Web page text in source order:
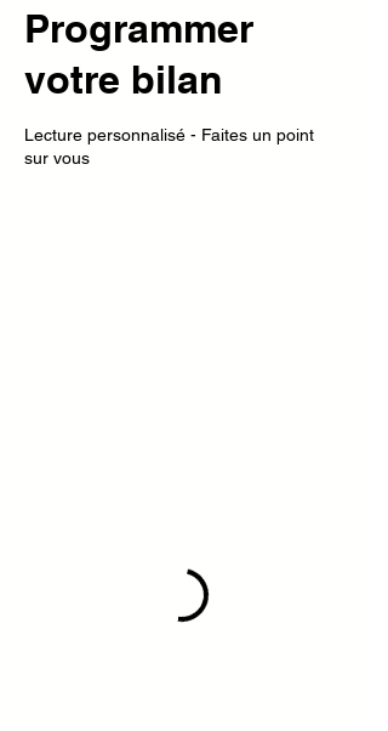
Programmer
votre bilan
Lecture personnalisé - Faites un point
sur vous